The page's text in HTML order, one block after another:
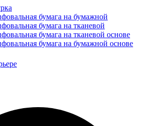
бумага на бумажной
бумага на тканевой
бумага на тканевой основе
бумага на бумажной основе